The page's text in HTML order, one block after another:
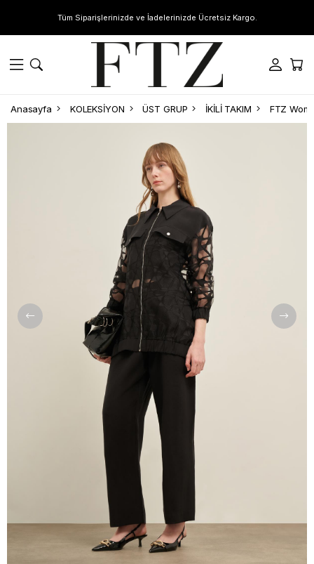
Tüm Siparişlerinizde ve İadelerinizde Ücretsiz Kargo.
Anasayfa KOLEKSİYON ÜST GRUP İKİLİ TAKIM